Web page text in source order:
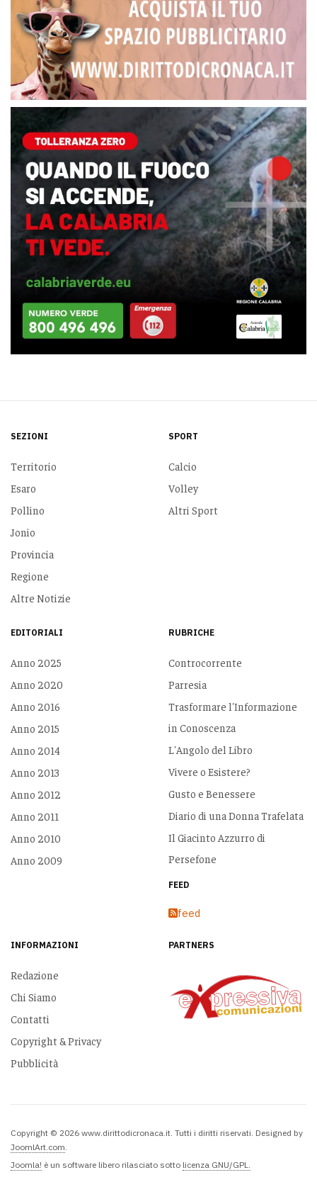
SEZIONI
Territorio
Esaro
Pollino
Jonio
Provincia
Regione
Altre Notizie
SPORT
Calcio
Volley
Altri Sport
EDITORIALI
Anno 2025
Anno 2020
Anno 2016
Anno 2015
Anno 2014
Anno 2013
Anno 2012
Anno 2011
Anno 2010
Anno 2009
RUBRICHE
Controcorrente
Parresia
Trasformare l'Informazione
in Conoscenza
L'Angolo del Libro
Vivere o Esistere?
Gusto e Benessere
Diario di una Donna Trafelata
Il Giacinto Azzurro di
Persefone
FEED
feed
INFORMAZIONI
Redazione
Chi Siamo
Contatti
Copyright & Privacy
Pubblicità
PARTNERS
Copyright © 2026 www.dirittodicronaca.it. Tutti i diritti riservati. Designed by
JoomlArt.com.
Joomla! è un software libero rilasciato sotto licenza GNU/GPL.